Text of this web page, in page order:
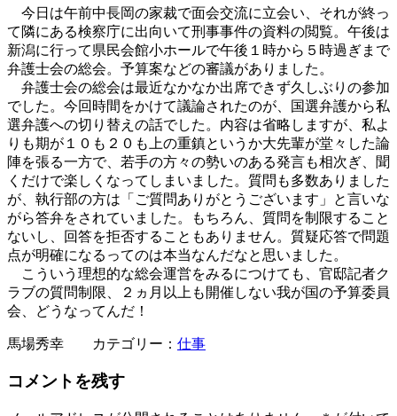
今日は午前中長岡の家裁で面会交流に立会い、それが終っ
て隣にある検察庁に出向いて刑事事件の資料の閲覧。午後は
新潟に行って県民会館小ホールで午後１時から５時過ぎまで
弁護士会の総会。予算案などの審議がありました。
弁護士会の総会は最近なかなか出席できず久しぶりの参加
でした。今回時間をかけて議論されたのが、国選弁護から私
選弁護への切り替えの話でした。内容は省略しますが、私よ
りも期が１０も２０も上の重鎮というか大先輩が堂々した論
陣を張る一方で、若手の方々の勢いのある発言も相次ぎ、聞
くだけで楽しくなってしまいました。質問も多数ありました
が、執行部の方は「ご質問ありがとうございます」と言いな
がら答弁をされていました。もちろん、質問を制限すること
ないし、回答を拒否することもありません。質疑応答で問題
点が明確になるってのは本当なんだなと思いました。
こういう理想的な総会運営をみるにつけても、官邸記者ク
ラブの質問制限、２ヵ月以上も開催しない我が国の予算委員
会、どうなってんだ！
馬場秀幸 カテゴリー： 仕事
コメントを残す